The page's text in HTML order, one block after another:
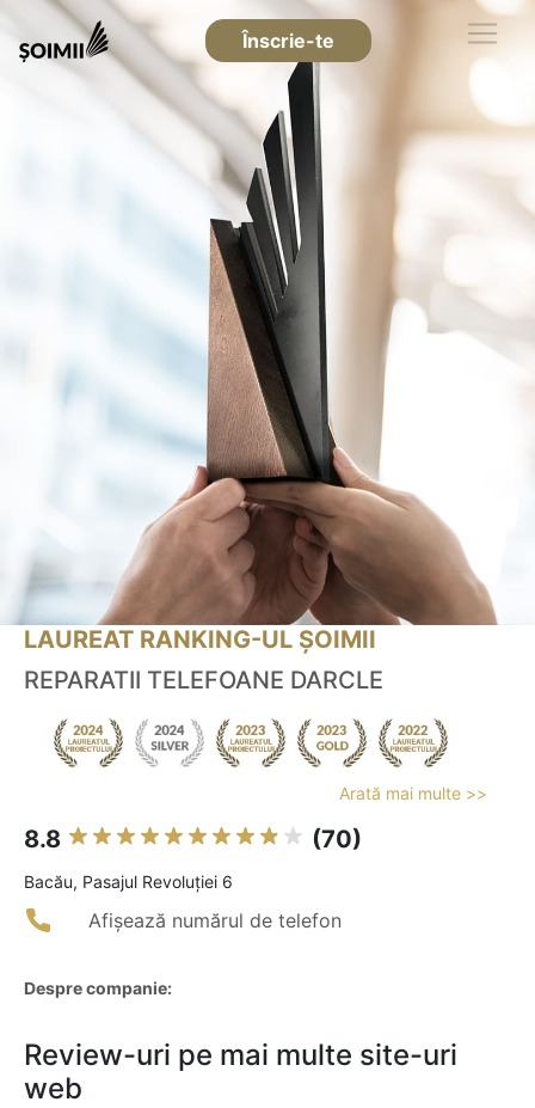
Înscrie-te
LAUREAT RANKING-UL ȘOIMII
REPARATII TELEFOANE DARCLE
Arată mai multe >>
8.8 (70)
Bacău, Pasajul Revoluției 6
Afișează numărul de telefon
Despre companie:
Review-uri pe mai multe site-uri
web